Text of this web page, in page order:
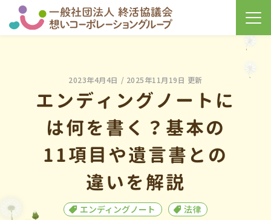
2023年4月4日 / 2025年11月19日 更新
エンディングノートに
は何を書く？基本の
11項目や遺言書との
違いを解説
エンディングノート 法律